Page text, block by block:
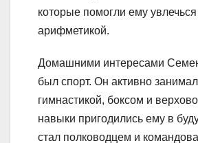
которые помогли ему
арифметикой.
Домашними интересами
был спорт. Он активно
гимнастикой, боксом и
навыки пригодились ему в
стал полководцем и